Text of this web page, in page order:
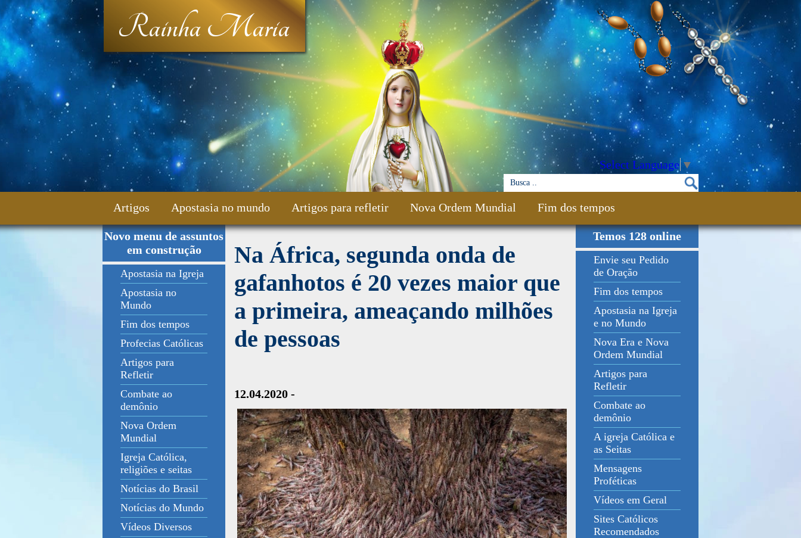
Rainha Maria
Select Language▼
Artigos Apostasia no mundo Artigos para refletir Nova Ordem Mundial Fim dos tempos
Fale Conosco
Novo menu de assuntos
em construção
Apostasia na Igreja
Apostasia no
Mundo
Fim dos tempos
Profecias Católicas
Artigos para
Refletir
Combate ao
demônio
Nova Ordem
Mundial
Igreja Católica,
religiões e seitas
Notícias do Brasil
Notícias do Mundo
Vídeos Diversos
Na África, segunda onda de
gafanhotos é 20 vezes maior que
a primeira, ameaçando milhões
de pessoas
12.04.2020 -
Temos 128 online
Envie seu Pedido
de Oração
Fim dos tempos
Apostasia na Igreja
e no Mundo
Nova Era e Nova
Ordem Mundial
Artigos para
Refletir
Combate ao
demônio
A igreja Católica e
as Seitas
Mensagens
Proféticas
Vídeos em Geral
Sites Católicos
Recomendados